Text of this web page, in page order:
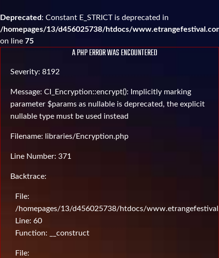
Deprecated: Constant E_STRICT is deprecated in
/homepages/13/d456025738/htdocs/
on line 75
A PHP ERROR WAS ENCOUNTERED
Severity: 8192
Message: CI_Encryption::encrypt(): Implicitly marking
parameter $params as nullable is deprecated, the explicit
nullable type must be used instead
Filename: libraries/Encryption.php
Line Number: 371
Backtrace:
File:
/homepages/13/d456025738/htdocs/
Line: 60
Function: __construct
File: